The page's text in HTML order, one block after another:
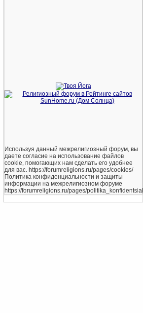
Используя данный межрелигиозный форум, вы
даете согласие на использование файлов
cookie, помогающих нам сделать его удобнее
для вас. https://forumreligions.ru/pages/cookies/
Политика конфиденциальности и защиты
информации на межрелигиозном форуме
https://forumreligions.ru/pages/